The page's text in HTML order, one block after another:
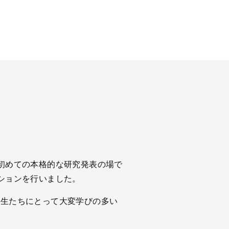
めての本格的な研究発表の場で
ンを行いました。
たちにとって大変学びの多い